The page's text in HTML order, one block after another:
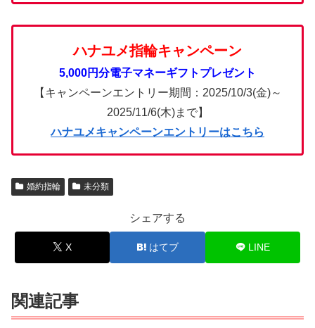
ハナユメ指輪キャンペーン
5,000円分電子マネーギフトプレゼント
【キャンペーンエントリー期間：2025/10/3(金)～
2025/11/6(木)まで】
ハナユメキャンペーンエントリーはこちら
婚約指輪 未分類
シェアする
X はてブ LINE
関連記事